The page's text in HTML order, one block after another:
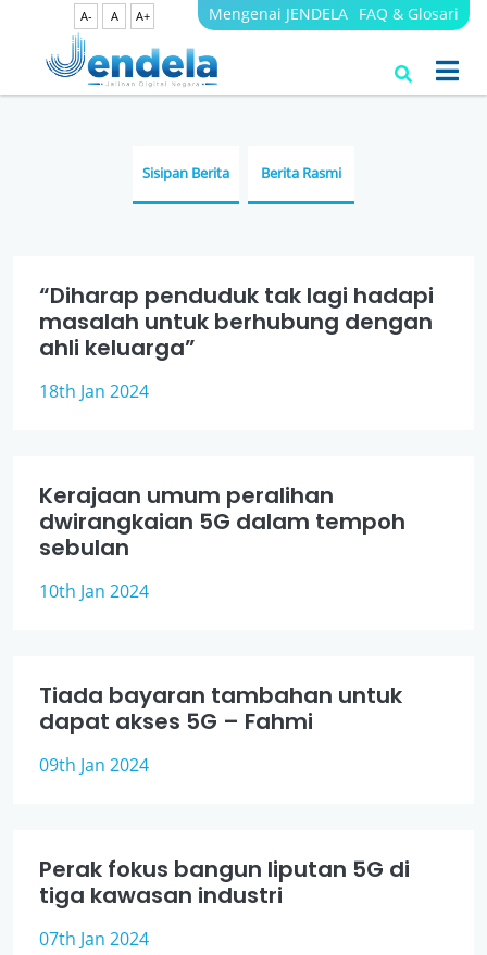
A- A A+ Mengenai JENDELA FAQ & Glosari
Berita
Sisipan Berita Berita Rasmi
“Diharap penduduk tak lagi hadapi
masalah untuk berhubung dengan
ahli keluarga”
18th Jan 2024
Kerajaan umum peralihan
dwirangkaian 5G dalam tempoh
sebulan
10th Jan 2024
Tiada bayaran tambahan untuk
dapat akses 5G – Fahmi
09th Jan 2024
Perak fokus bangun liputan 5G di
tiga kawasan industri
07th Jan 2024